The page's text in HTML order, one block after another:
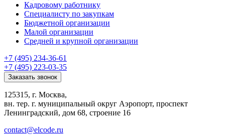
Кадровому работнику
Специалисту по закупкам
Бюджетной организации
Малой организации
Средней и крупной организации
+7 (495) 234-36-61
+7 (495) 223-03-35
Заказать звонок
125315, г. Москва,
вн. тер. г. муниципальный округ Аэропорт, проспект
Ленинградский, дом 68, строение 16
contact@elcode.ru